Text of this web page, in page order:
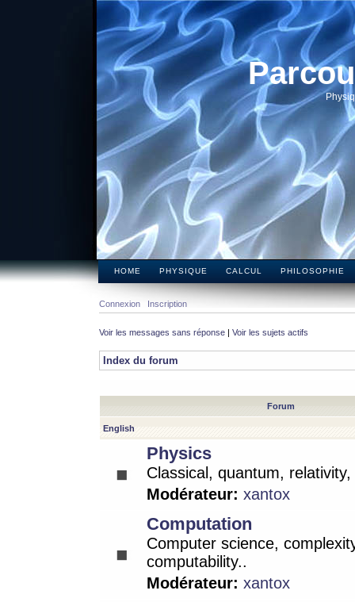
HOME PHYSIQUE CALCUL PHILOSOPHIE
Connexion Inscription
Voir les messages sans réponse | Voir les sujets actifs
Index du forum
Forum
English
Physics
Classical, quantum,
Modérateur: xantox
Computation
Computer science,
computability..
Modérateur: xantox